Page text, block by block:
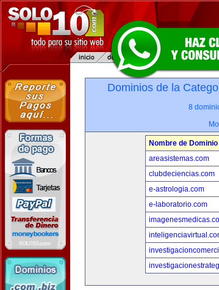
Dominios de la
8
Nombre de Dominio
areasistemas.com
clubdeciencias.com
e-astrologia.com
e-laboratorio.com